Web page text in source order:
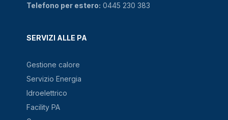
SERVIZI ALLE PA
Gestione calore
Servizio Energia
Idroelettrico
Facility PA
Telefono per estero: 0445 230 383